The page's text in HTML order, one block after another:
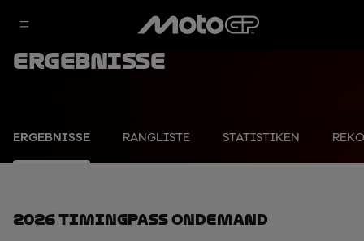
Ergebnisse
ERGEBNISSE RANGLISTE STATISTIKEN
2026 TimingPass OnDemand